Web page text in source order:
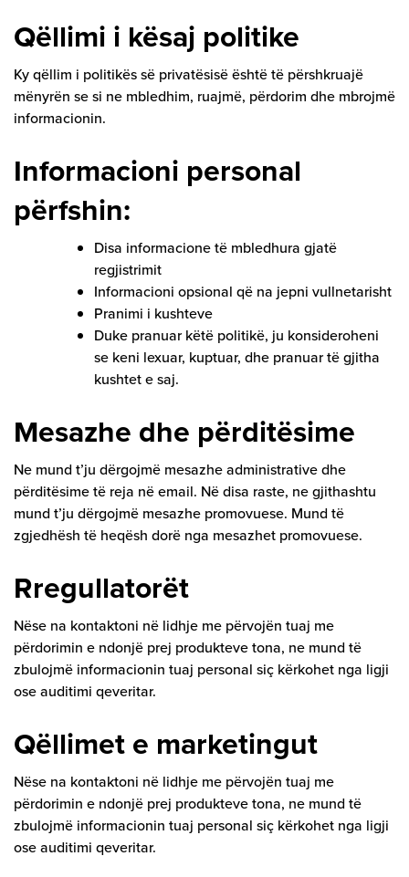
Qëllimi i kësaj politike
Ky qëllim i politikës së privatësisë është të përshkruajë
mënyrën se si ne mbledhim, ruajmë, përdorim dhe mbrojmë
informacionin.
Informacioni personal
përfshin:
Disa informacione të mbledhura gjatë
regjistrimit
Informacioni opsional që na jepni vullnetarisht
Pranimi i kushteve
Duke pranuar këtë politikë, ju konsideroheni
se keni lexuar, kuptuar, dhe pranuar të gjitha
kushtet e saj.
Mesazhe dhe përditësime
Ne mund t’ju dërgojmë mesazhe administrative dhe
përditësime të reja në email. Në disa raste, ne gjithashtu
mund t’ju dërgojmë mesazhe promovuese. Mund të
zgjedhësh të heqësh dorë nga mesazhet promovuese.
Rregullatorët
Nëse na kontaktoni në lidhje me përvojën tuaj me
përdorimin e ndonjë prej produkteve tona, ne mund të
zbulojmë informacionin tuaj personal siç kërkohet nga ligji
ose auditimi qeveritar.
Qëllimet e marketingut
Nëse na kontaktoni në lidhje me përvojën tuaj me
përdorimin e ndonjë prej produkteve tona, ne mund të
zbulojmë informacionin tuaj personal siç kërkohet nga ligji
ose auditimi qeveritar.